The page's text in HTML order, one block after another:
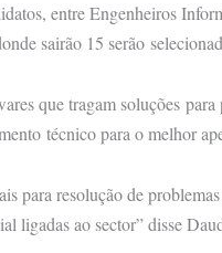
entre Engenheiros
sairão 15 serão
que tragam soluções
técnico para o melhor
para resolução de
ligadas ao sector” disse